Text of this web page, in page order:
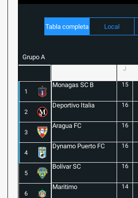
Tabla completa Local
Grupo A
J
1
Monagas SC B 15
2
Deportivo Italia 16
3
Aragua FC 16
4
Dynamo Puerto FC 16
5
Bolívar SC 16
6
Maritimo 14